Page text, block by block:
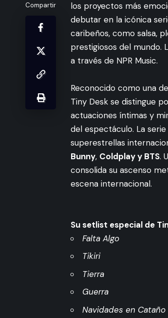
Compartir
los proyectos más
debutar en la icónica
caribeños, como salsa,
prestigiosos del mundo.
a través de NPR Music.
Reconocido como una
Tiny Desk se distingue
actuaciones íntimas y
del espectáculo. La
superestrellas
Bunny, Coldplay y BTS.
consolida su ascenso
escena internacional.
Su setlist especial de
Falta Algo
Tikiri
Tierra
Guerra
Navidades en Cataño